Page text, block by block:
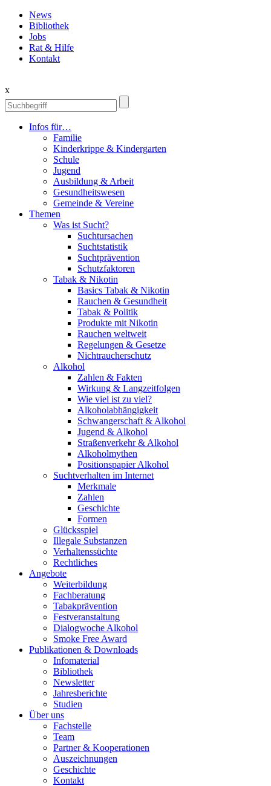
News
Bibliothek
Jobs
Rat & Hilfe
Kontakt
x
Infos für…
Familie
Kinderkrippe & Kindergarten
Schule
Jugend
Ausbildung & Arbeit
Gesundheitswesen
Gemeinde & Vereine
Themen
Was ist Sucht?
Suchtursachen
Suchtstatistik
Suchtprävention
Schutzfaktoren
Tabak & Nikotin
Basics Tabak & Nikotin
Rauchen & Gesundheit
Tabak & Politik
Produkte mit Nikotin
Rauchen weltweit
Regelungen & Gesetze
Nichtraucherschutz
Alkohol
Zahlen & Fakten
Wirkung & Langzeitfolgen
Wie viel ist zu viel?
Alkoholabhängigkeit
Schwangerschaft & Alkohol
Jugend & Alkohol
Straßenverkehr & Alkohol
Alkoholmythen
Positionspapier Alkohol
Suchtverhalten im Internet
Merkmale
Zahlen
Geschichte
Formen
Glücksspiel
Illegale Substanzen
Verhaltenssüchte
Rechtliches
Angebote
Weiterbildung
Fachberatung
Tabakprävention
Festveranstaltung
Dialogwoche Alkohol
Smoke Free Award
Publikationen & Downloads
Infomaterial
Bibliothek
Newsletter
Jahresberichte
Studien
Über uns
Fachstelle
Team
Partner & Kooperationen
Auszeichnungen
Geschichte
Kontakt